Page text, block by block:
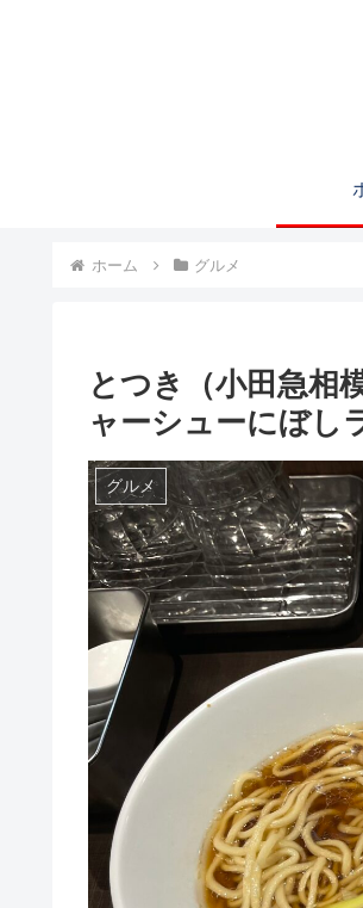
ホーム グルメ
とつき（小田急相
ャーシューにぼし
グルメ